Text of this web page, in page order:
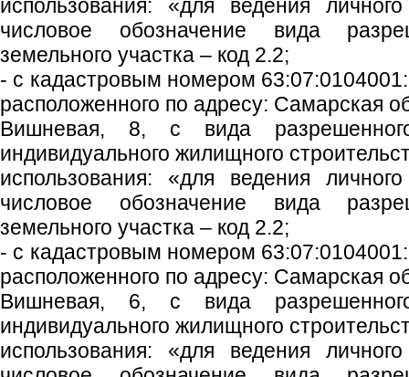
использования: «для ведения
числовое обозначение вида
земельного участка – код 2.2;
- с кадастровым номером
расположенного по адресу: Самарская
Вишневая, 8, с вида
индивидуального жилищного
использования: «для ведения
числовое обозначение вида
земельного участка – код 2.2;
- с кадастровым номером
расположенного по адресу: Самарская
Вишневая, 6, с вида
индивидуального жилищного
использования: «для ведения